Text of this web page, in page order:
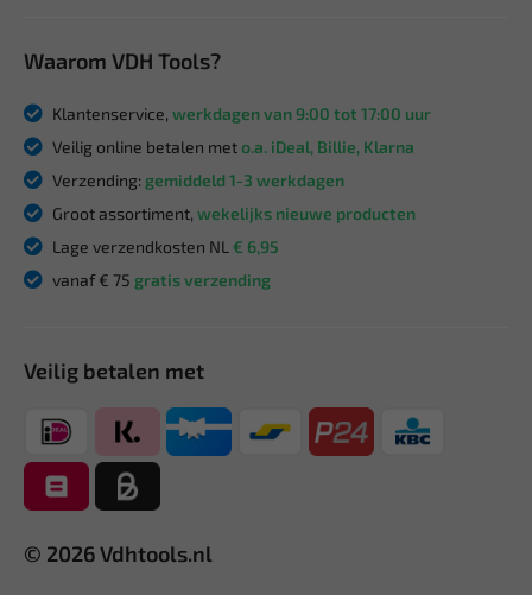
Waarom VDH Tools?
Klantenservice, werkdagen van 9:00 tot 17:00 uur
Veilig online betalen meto.a. iDeal, Billie, Klarna
Verzending: gemiddeld 1-3 werkdagen
Groot assortiment, wekelijks nieuwe producten
Lage verzendkosten NL € 6,95
vanaf € 75 gratis verzending
Veilig betalen met
© 2026 Vdhtools.nl